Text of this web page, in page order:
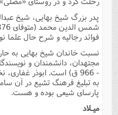
فوائد رجالیه و شرح حال علما
نسبت خاندان شیخ بهایى به
- 966 ق) است. ابوذر
به تبلیغ فرهنگ تشیع در آن
پارساى شیعى بوده و هست.
میـلاد